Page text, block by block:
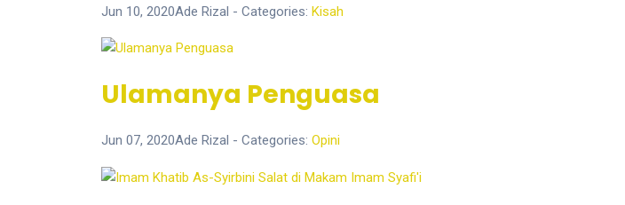
Jun 10, 2020Ade Rizal - Categories: Kisah
Ulamanya Penguasa
Jun 07, 2020Ade Rizal - Categories: Opini